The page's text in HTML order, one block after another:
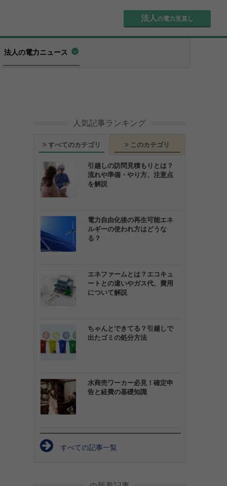
法人 の電力見直し
法人の電力ニュース
人気記事ランキング
すべてのカテゴリ このカテゴリ
引越しの訪問見積もりとは？
流れや準備・やり方、注意点
を解説
電力自由化後の再生可能エネ
ルギーの使われ方はどうな
る？
エネファームとは？エコキュ
ートとの違いやガス代、費用
について解説
ちゃんとできてる？引越しで
出たゴミの処分方法
水商売ワーカー必見！確定申
告と経費の基礎知識
すべての記事一覧